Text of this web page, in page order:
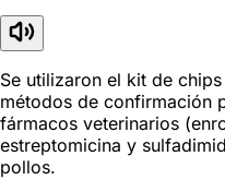
Se utilizaron el kit de
métodos de confirmación
fármacos veterinarios
estreptomicina y
pollos.